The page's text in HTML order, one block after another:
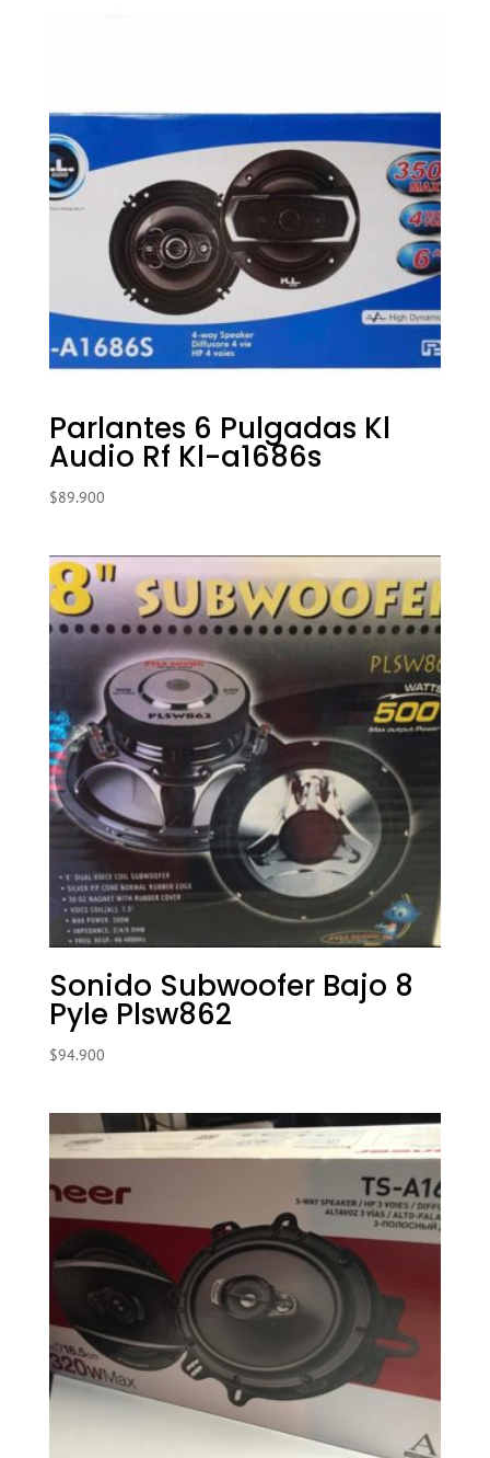
Parlantes 6 Pulgadas Kl
Audio Rf Kl-a1686s
$89.900
Sonido Subwoofer Bajo 8
Pyle Plsw862
$94.900